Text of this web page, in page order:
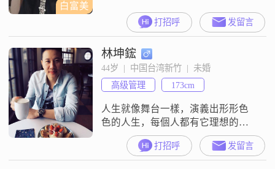
白富美
打招呼 发留言
林坤鋐
44岁  |  中国台湾新竹  |  未婚
高级管理
173cm
人生就像舞台一樣，演義出形形色
色的人生，每個人都有它理想的人
生，同樣也有它理想伴侶，為此，
我們我們努力地奮鬥著，努力地尋
找著，通過自己的努力來實現自己
打招呼 发留言